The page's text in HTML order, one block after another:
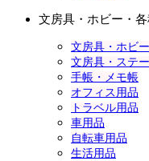
文房具・ホビー・
文房具・ホビ
文房具・ステ
手帳・メモ帳
オフィス用品
トラベル用品
車用品
自転車用品
生活用品